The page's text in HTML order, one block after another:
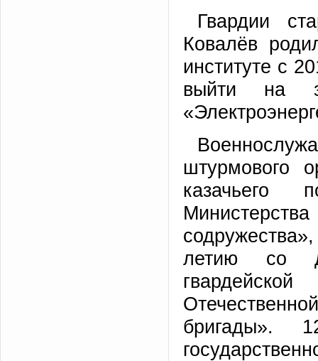
Гвардии
Ковалёв
институте с
выйти на
штурмового
казачьего
летию со
бригады».